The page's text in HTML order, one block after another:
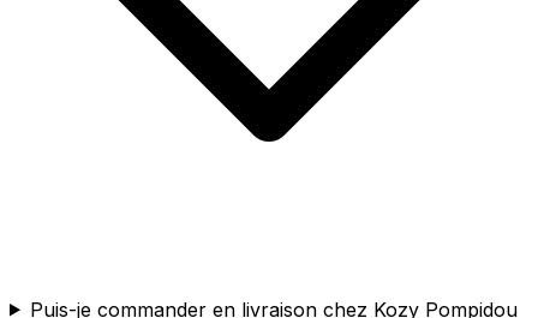
Puis-je commander en livraison chez Kozy Pompidou